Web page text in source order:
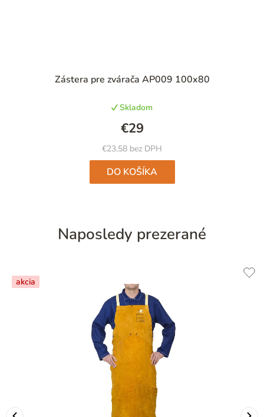
Zástera pre zvárača AP009 100x80
hodnotenie
je
5,0
z
5
hviezdičiek.
Skladom
€23,58 bez DPH
€29
DO KOŠÍKA
Naposledy prezerané
akcia